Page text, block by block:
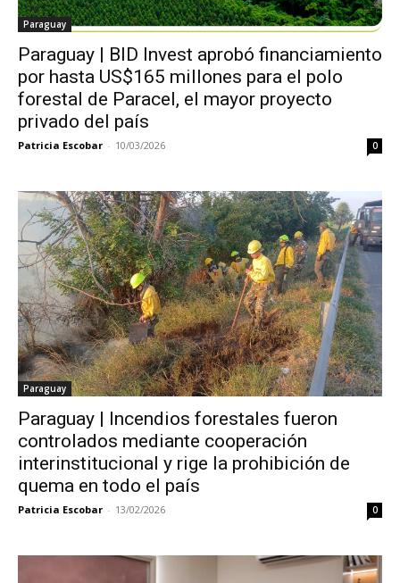
Paraguay
Paraguay | BID Invest aprobó financiamiento
por hasta US$165 millones para el polo
forestal de Paracel, el mayor proyecto
privado del país
Patricia Escobar - 10/03/2026 0
Paraguay
Paraguay | Incendios forestales fueron
controlados mediante cooperación
interinstitucional y rige la prohibición de
quema en todo el país
Patricia Escobar - 13/02/2026 0